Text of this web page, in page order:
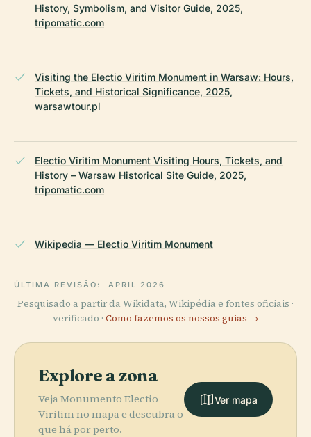
History, Symbolism, and Visitor Guide, 2025,
tripomatic.com
Visiting the Electio Viritim Monument in Warsaw: Hours,
Tickets, and Historical Significance, 2025,
warsawtour.pl
Electio Viritim Monument Visiting Hours, Tickets, and
History – Warsaw Historical Site Guide, 2025,
tripomatic.com
Wikipedia — Electio Viritim Monument
ÚLTIMA REVISÃO: APRIL 2026
Pesquisado a partir da Wikidata, Wikipédia e fontes oficiais ·
verificado · Como fazemos os nossos guias →
Explore a zona
Veja Monumento Electio
Viritim no mapa e descubra o
que há por perto.
Ver mapa